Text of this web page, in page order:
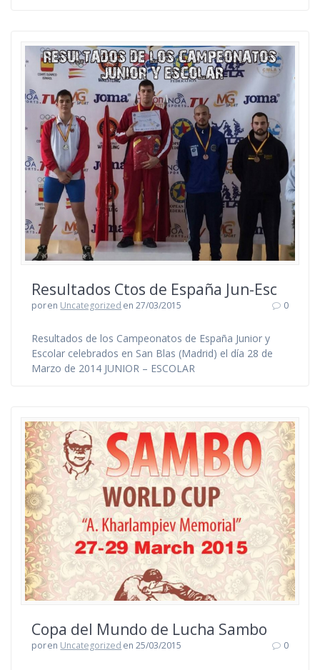
Resultados Ctos de España Jun-Esc
poren Uncategorized en 27/03/2015 0
Resultados de los Campeonatos de España Junior y
Escolar celebrados en San Blas (Madrid) el día 28 de
Marzo de 2014 JUNIOR – ESCOLAR
Copa del Mundo de Lucha Sambo
poren Uncategorized en 25/03/2015 0